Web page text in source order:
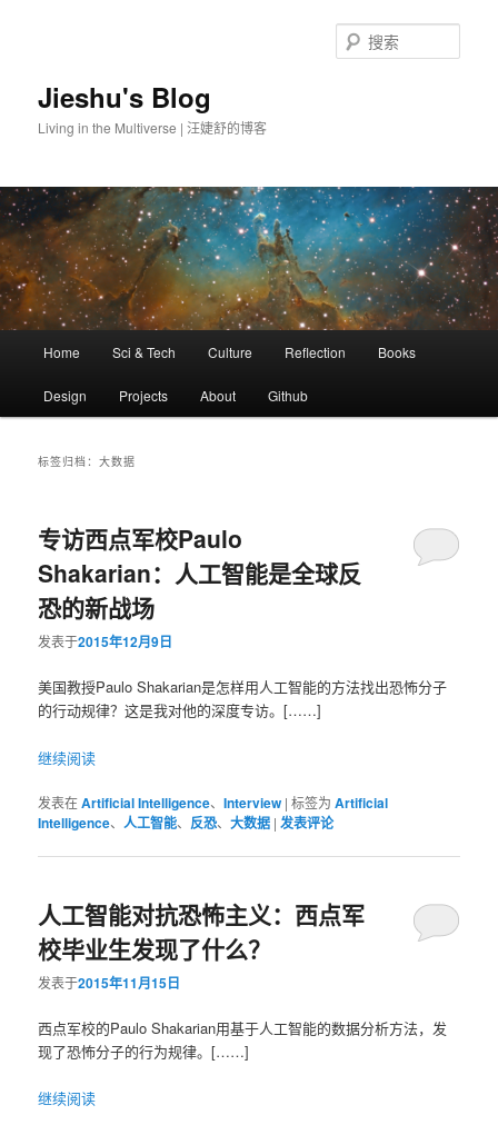
Jieshu's Blog
Living in the Multiverse | 汪婕舒的博客
索
跳
至
容
区
域
跳
至
容
区
域
Home Sci & Tech Culture Reflection Books
Design Projects About Github
标签归档：大数据
专访西点军校Paulo
Shakarian：人工智能是全球反
恐的新战场
发表于2015年12月9日
美国教授Paulo Shakarian是怎样用人工智能的方法找出恐怖分子
的行动规律？这是我对他的深度专访。[……]
继续阅读
发表在Artificial Intelligence、Interview |标签为 Artificial
Intelligence、人工智能、 反恐、大数据 |发表评论
人工智能对抗恐怖主义：西点军
校毕业生发现了什么？
发表于2015年11月15日
西点军校的Paulo Shakarian用基于人工智能的数据分析方法，发
现了恐怖分子的行为规律。[……]
继续阅读